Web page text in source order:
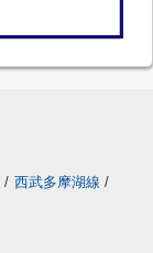
/ 西武多摩湖線 /